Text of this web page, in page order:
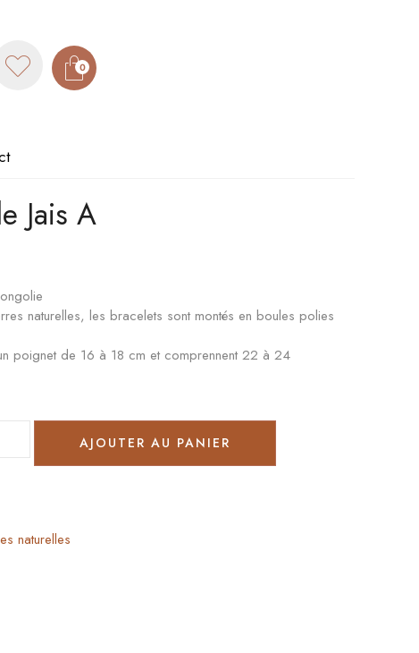
0
Jais A
naturelles, les bracelets sont montés en boules polies
poignet de 16 à 18 cm et comprennent 22 à 24
AJOUTER AU PANIER
naturelles